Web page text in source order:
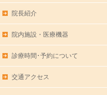
院長紹介
院内施設・医療機器
診療時間･予約について
交通アクセス